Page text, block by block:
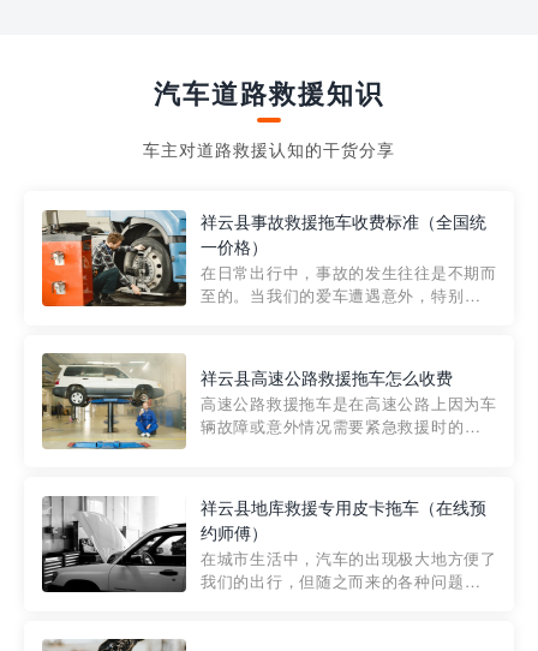
汽车道路救援知识
车主对道路救援认知的干货分享
祥云县事故救援拖车收费标准（全国统
一价格）
在日常出行中，事故的发生往往是不期而
至的。当我们的爱车遭遇意外，特别是在
细解析一下市区事故救援拖车的收费标
准，以及在选用拖车服务时应注...
祥云县高速公路救援拖车怎么收费
高速公路救援拖车是在高速公路上因为车
辆故障或意外情况需要紧急救援时的必备
路救援拖车的收费标准是由当地交通管理
部门制定的。起步价通...
祥云县地库救援专用皮卡拖车（在线预
约师傅）
在城市生活中，汽车的出现极大地方便了
我们的出行，但随之而来的各种问题也让